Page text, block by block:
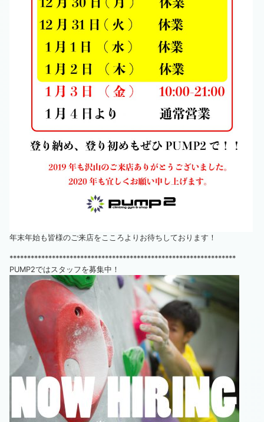
年末年始も皆様のご来店をこころよりお待ちしております！
****************************************************************
PUMP2ではスタッフを募集中！